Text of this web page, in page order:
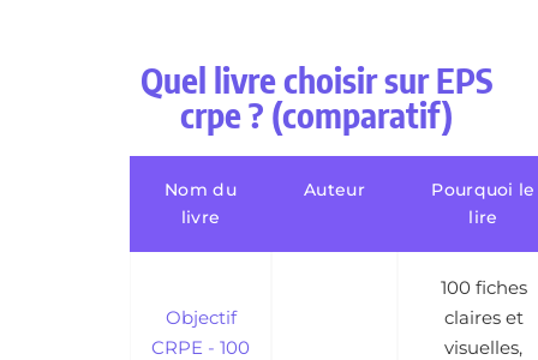
Quel livre choisir sur EPS
crpe ? (comparatif)
Nom du
livre
Auteur
Pourquoi le
lire
Objectif
CRPE - 100
100 fiches
claires et
visuelles,